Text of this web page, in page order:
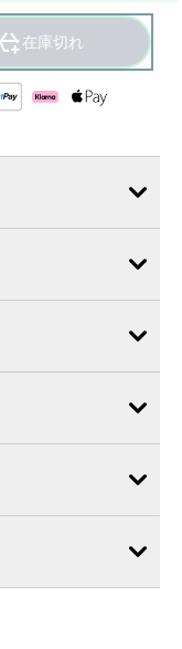
在庫切れ